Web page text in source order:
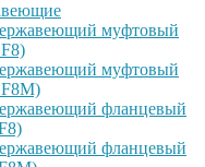
муфтовый
муфтовый
фланцевый
фланцевый